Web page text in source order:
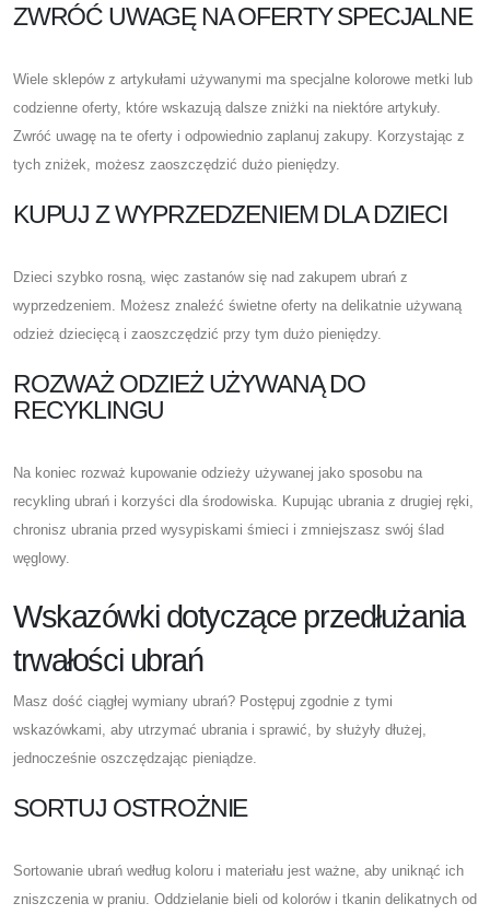
ZWRÓĆ UWAGĘ NA OFERTY SPECJALNE
Wiele sklepów z artykułami używanymi ma specjalne kolorowe metki lub
codzienne oferty, które wskazują dalsze zniżki na niektóre artykuły.
Zwróć uwagę na te oferty i odpowiednio zaplanuj zakupy. Korzystając z
tych zniżek, możesz zaoszczędzić dużo pieniędzy.
KUPUJ Z WYPRZEDZENIEM DLA DZIECI
Dzieci szybko rosną, więc zastanów się nad zakupem ubrań z
wyprzedzeniem. Możesz znaleźć świetne oferty na delikatnie używaną
odzież dziecięcą i zaoszczędzić przy tym dużo pieniędzy.
ROZWAŻ ODZIEŻ UŻYWANĄ DO
RECYKLINGU
Na koniec rozważ kupowanie odzieży używanej jako sposobu na
recykling ubrań i korzyści dla środowiska. Kupując ubrania z drugiej ręki,
chronisz ubrania przed wysypiskami śmieci i zmniejszasz swój ślad
węglowy.
Wskazówki dotyczące przedłużania
trwałości ubrań
Masz dość ciągłej wymiany ubrań? Postępuj zgodnie z tymi
wskazówkami, aby utrzymać ubrania i sprawić, by służyły dłużej,
jednocześnie oszczędzając pieniądze.
SORTUJ OSTROŻNIE
Sortowanie ubrań według koloru i materiału jest ważne, aby uniknąć ich
zniszczenia w praniu. Oddzielanie bieli od kolorów i tkanin delikatnych od